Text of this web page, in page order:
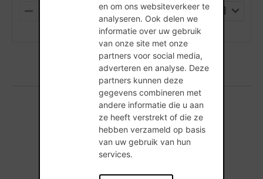
en om ons websiteverkeer te
analyseren. Ook delen we
informatie over uw gebruik
van onze site met onze
partners voor social media,
adverteren en analyse. Deze
partners kunnen deze
gegevens combineren met
andere informatie die u aan
ze heeft verstrekt of die ze
hebben verzameld op basis
van uw gebruik van hun
services.
M
P
L
U
S
PALLET
(min. hoeveelheid is 1 Stuks)
1 producten gevonden